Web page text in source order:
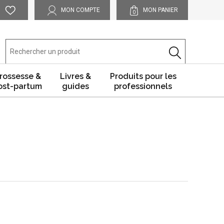
MON COMPTE 0 MON PANIER
&
partum
Livres &
guides
Produits pour les
professionnels